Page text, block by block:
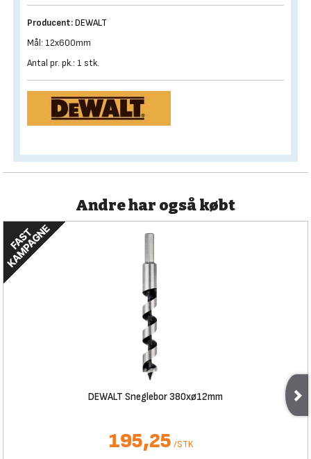
Producent:DEWALT
Mål: 12x600mm
Antal pr. pk.: 1 stk.
Andre har også købt
DEWALT Sneglebor 380xø12mm
195,25 /STK